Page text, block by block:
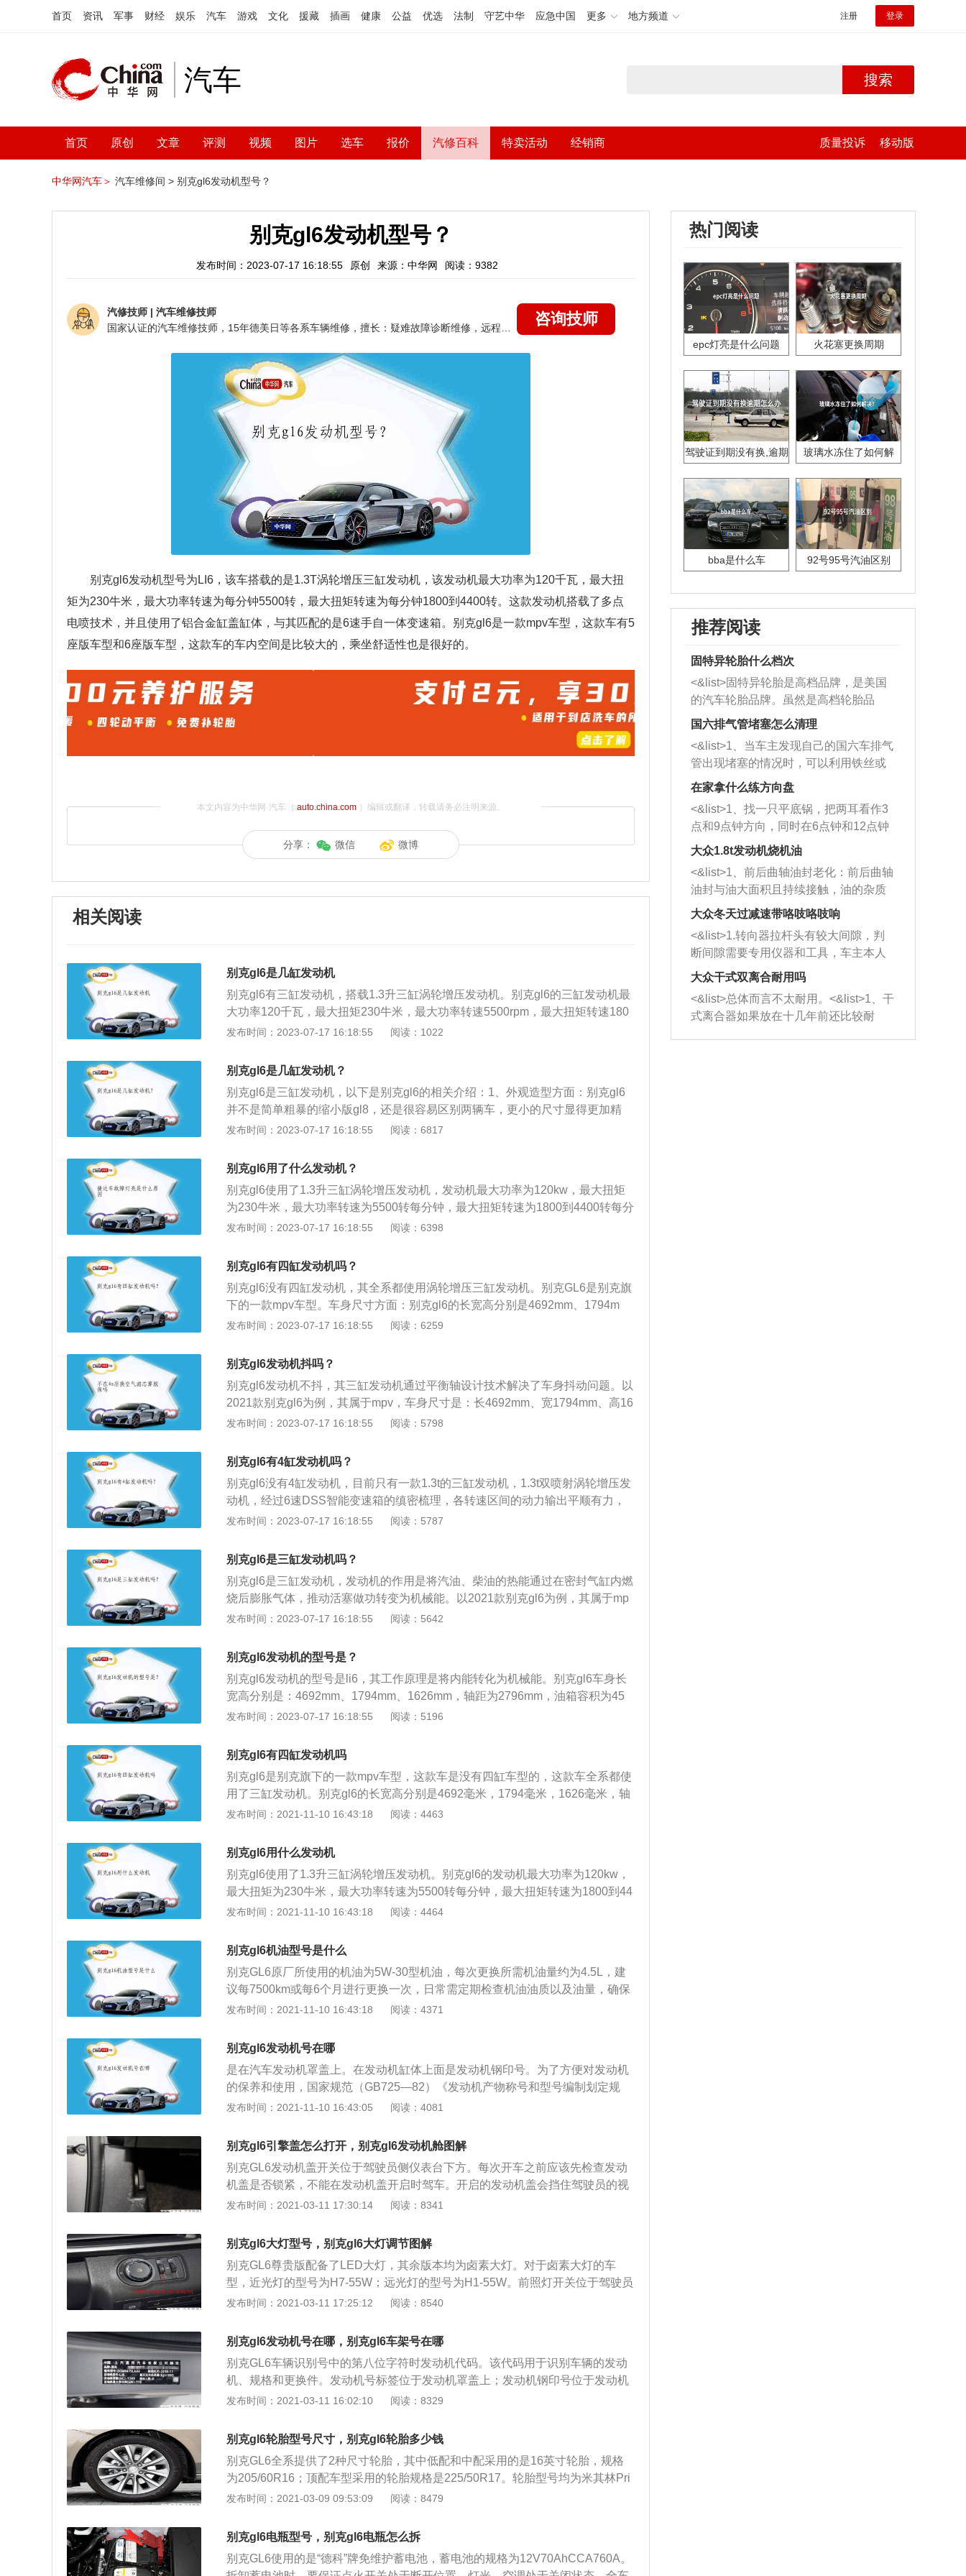
首页 资讯 军事 财经 娱乐 汽车 游戏 文化 援藏 插画 健康 公益 优选 法制 守艺中华 应急中国 更多 地方频道 注册 登录
汽车 搜索
首页 原创 文章 评测 视频 图片 选车 报价 汽修百科 特卖活动 经销商 质量投诉 移动版
中华网汽车＞ 汽车维修间 > 别克gl6发动机型号？
别克gl6发动机型号？
发布时间：2023-07-17 16:18:55 原创 来源：中华网 阅读：9382
汽修技师 | 汽车维修技师
咨询技师
别克gl6发动机型号为LI6，该车搭载的是1.3T涡轮增压三缸发动机，该发动机最大功率为120千瓦，最大扭
矩为230牛米，最大功率转速为每分钟5500转，最大扭矩转速为每分钟1800到4400转。这款发动机搭载了多点
电喷技术，并且使用了铝合金缸盖缸体，与其匹配的是6速手自一体变速箱。别克gl6是一款mpv车型，这款车有5
座版车型和6座版车型，这款车的车内空间是比较大的，乘坐舒适性也是很好的。
本文内容为中华网·汽车（ auto.china.com）编辑或翻译，转载请务必注明来源。
分享： 微信 微博
相关阅读
别克gl6是几缸发动机
别克gl6有三缸发动机，搭载1.3升三缸涡轮增压发动机。别克gl6的三缸发动机最
大功率120千瓦，最大扭矩230牛米，最大功率转速5500rpm，最大扭矩转速180
0至4400rpm（数据来源：百度有驾）。该发动机配备了多点喷射技术，并使用铝
别克gL6的定位要低于现款gL8车型，其将主攻家用市场。新车在外观方面采用了
别克全新的家族化设计风格，包括直瀑式前格栅以及飞翼式镀铬饰条的装饰非常
具有辨识度。
发布时间：2023-07-17 16:18:55 阅读：1022
别克gl6是几缸发动机？
别克gl6是三缸发动机，以下是别克gl6的相关介绍：1、外观造型方面：别克gl6
并不是简单粗暴的缩小版gl8，还是很容易区别两辆车，更小的尺寸显得更加精
致，前脸标志性的家族化飞翼式中网设计，和gl8最大的区别便是没有配备侧滑
动力方面：别克gl6全系搭载1.3T三缸涡轮增压发动机，最大功率为163马力，最
大扭矩为230N·m，传动系统匹配6速手自一体变速箱。4、配置方面：主流安全
配置均为标配，另外电动全景天窗、后雷达、自动空调、后座出风口、后视镜加
热、后排隐私玻璃以及发动机启停等配置同样是全系标配。
发布时间：2023-07-17 16:18:55 阅读：6817
别克gl6用了什么发动机？
别克gl6使用了1.3升三缸涡轮增压发动机，发动机最大功率为120kw，最大扭矩
为230牛米，最大功率转速为5500转每分钟，最大扭矩转速为1800到4400转每分
钟，这款发动机搭载了多点电喷技术，并且使用了铝合金缸盖缸体。以下是有关
使用了三缸发动机。2、别克gl6的长宽高分别是4692毫米、1794毫米、1626毫
米，轴距是2796毫米。3、别克gl6的前悬架使用了麦弗逊独立悬架，后悬架使用
了多连杆独立悬架。
发布时间：2023-07-17 16:18:55 阅读：6398
别克gl6有四缸发动机吗？
别克gl6没有四缸发动机，其全系都使用涡轮增压三缸发动机。别克GL6是别克旗
下的一款mpv车型。车身尺寸方面：别克gl6的长宽高分别是4692mm、1794m
m、1626mm，轴距是2796mm。动力方面：别克gl6全系都使用了一款1.3升涡轮
多点电喷技术，并且使用了铝合金缸盖缸体，与其匹配的是6at变速箱。别克gl6
的前悬架使用了麦弗逊独立悬架，后悬架使用了多连杆独立悬架。外观方面：别
克gl6前脸采用家族式设计，增加其辨识度，并且采用飞翼式镀铬进气格栅与展翼
型大灯，进一步强化了别克设计。车头的整体造型我们都非常熟悉，大灯经过重
新设计，雾灯区的黑色饰条点缀。前后车灯采用LED光源、配备全景影像等，配
发布时间：2023-07-17 16:18:55 阅读：6259
别克gl6发动机抖吗？
别克gl6发动机不抖，其三缸发动机通过平衡轴设计技术解决了车身抖动问题。以
2021款别克gl6为例，其属于mpv，车身尺寸是：长4692mm、宽1794mm、高16
26mm，轴距为2796mm，油箱容积为45l，行李箱容积为1521l，整备质量为149
是120kw，最大扭矩是230nm，与其匹配的是6挡手自一体变速箱。
发布时间：2023-07-17 16:18:55 阅读：5798
别克gl6有4缸发动机吗？
别克gl6没有4缸发动机，目前只有一款1.3t的三缸发动机，1.3t双喷射涡轮增压发
动机，经过6速DSS智能变速箱的缜密梳理，各转速区间的动力输出平顺有力，
充分满足mpv车型在各种载荷情况下对动力的严苛需求。外观方面，别克gl6前脸
步强化了别克设计，车身长宽高分别为4692mm、1794mm、1626mm，轴距为2
796mm。底盘系统方面，别克gl6前悬架采用麦弗逊式独立悬挂，后悬架采用多
连杆式独立悬架。
发布时间：2023-07-17 16:18:55 阅读：5787
别克gl6是三缸发动机吗？
别克gl6是三缸发动机，发动机的作用是将汽油、柴油的热能通过在密封气缸内燃
烧后膨胀气体，推动活塞做功转变为机械能。以2021款别克gl6为例，其属于mp
v，车身尺寸是：长4692mm、宽1794mm、高1626mm，轴距为2796mm，油箱
大马力是163ps，最大功率是120kw，最大扭矩是230nm，与其匹配的是6挡手自
一体变速箱。
发布时间：2023-07-17 16:18:55 阅读：5642
别克gl6发动机的型号是？
别克gl6发动机的型号是li6，其工作原理是将内能转化为机械能。别克gl6车身长
宽高分别是：4692mm、1794mm、1626mm，轴距为2796mm，油箱容积为45
l，行李箱容积为1521l。别克gl6的前悬架是麦弗逊式独立悬架，后悬架是多连杆
kw，最大扭矩是230nm，与其匹配的是1.5t涡轮增压发动机。
发布时间：2023-07-17 16:18:55 阅读：5196
别克gl6有四缸发动机吗
别克gl6是别克旗下的一款mpv车型，这款车是没有四缸车型的，这款车全系都使
用了三缸发动机。别克gl6的长宽高分别是4692毫米，1794毫米，1626毫米，轴
距为2796毫米。别克gl6全系都使用了一款1.3升涡轮增压三缸发动机。别克gl6的
大功率转速为5500转每分钟，最大扭矩转速为1800到4400转每分钟。这款发动
机搭载了多点电喷技术，并且使用了铝合金缸盖缸体。与这款发动机匹配的是6at
变速箱。6at变速箱是一种可靠性耐用性都比较好的产品，使用6at变速箱是可以
提高汽车的乘坐舒适性的。别克gl6的前悬架使用了麦弗逊独立悬架，后悬架使用
了多连杆独立悬架。多连杆独立悬架是一种基于双叉臂悬架改进而来的产品，这
轮的贴地性能的，这样可以提高车轮的抓地力，抓地力提高了，车子的操控性也
会提高。多连杆悬架是还可以提高汽车的乘坐舒适性。但是，多连杆悬架的成本
是比较高的。
发布时间：2021-11-10 16:43:18 阅读：4463
别克gl6用什么发动机
别克gl6使用了1.3升三缸涡轮增压发动机。别克gl6的发动机最大功率为120kw，
最大扭矩为230牛米，最大功率转速为5500转每分钟，最大扭矩转速为1800到44
00转每分钟。这款发动机搭载了多点电喷技术，并且使用了铝合金缸盖缸体。与
架，后悬架使用了多连杆独立悬架。这款车是一款mpv车型，这款车有5座版车型
和6座版车型，这款车的车内空间是比较大的，并且乘坐舒适性也是很好的。对
这款车感兴趣的车友们可以去试驾一下。mpv是国内热度比较高的车型，这种车
的车内空间大，装载能力强，舒适性好适合长途乘坐。mpv能够满足全家人共同
出行的需求。国内很多二胎家庭都会购买mpv车型。国内销量比较好的mpv车型
车型，例如丰田埃尔法，塞纳等。mpv驾驶起来也是比较好开的，mpv的第二排
座椅是最舒服的，有些豪华mpv车型的第二排座椅可调功能是很多的。
发布时间：2021-11-10 16:43:18 阅读：4464
别克gl6机油型号是什么
别克GL6原厂所使用的机油为5W-30型机油，每次更换所需机油量约为4.5L，建
议每7500km或每6个月进行更换一次，日常需定期检查机油油质以及油量，确保
机油液面高度位于最大值与最小值之间。在更换机油的过程中注意不易将新旧机
用过程中掺杂了杂物，与新机油混合使用将加快机油变质速度，降低机油使用寿
命；另外不同的型号或者品牌的机油所使用的成分有所差异，混合使用不当降低
机油效果，还会加快机油变质，加剧发动机寿命衰退。
发布时间：2021-11-10 16:43:18 阅读：4371
别克gl6发动机号在哪
是在汽车发动机罩盖上。在发动机缸体上面是发动机钢印号。为了方便对发动机
的保养和使用，国家规范（GB725—82）《发动机产物称号和型号编制划定规
矩》对发动机的称号和型号作了统一规定。别克GL6车辆识别号中的第八位字符
三缸发动机是在国内合资组装生产的，不是进口的，该车搭载1.3T发动机，发动
机型号为LI6，排量为1349，最大输出功率为156马力，配备是手动挡变速箱。
发布时间：2021-11-10 16:43:05 阅读：4081
别克gl6引擎盖怎么打开，别克gl6发动机舱图解
别克GL6发动机盖开关位于驾驶员侧仪表台下方。每次开车之前应该先检查发动
机盖是否锁紧，不能在发动机盖开启时驾车。开启的发动机盖会挡住驾驶员的视
线。 GL6解锁发动机舱盖 1.打开车门 2.拉动驾驶员侧仪表板下方左侧的扳手。 3.
手。 打开发动机舱盖 向上拉住解锁拉手，并向上抬起发动机舱盖使发动机舱盖完
全解锁。从撑杆夹内取出支撑杆，顶入发动机舱盖右侧的孔内。打开发动机舱盖
前，请确保车窗玻璃刮水器摆臂紧贴在风窗玻璃上，否则可能导致油漆损伤。 G
L6关闭发动机舱盖 将发动机舱盖支撑取下压入其固定支架内。 将发动机舱盖缓
缓下降至距离舱盖锁扣板位置约400mm。松手使发动机舱盖自行下落至锁紧装置
发布时间：2021-03-11 17:30:14 阅读：8341
别克gl6大灯型号，别克gl6大灯调节图解
别克GL6尊贵版配备了LED大灯，其余版本均为卤素大灯。对于卤素大灯的车
型，近光灯的型号为H7-55W；远光灯的型号为H1-55W。前照灯开关位于驾驶员
侧仪表台上，当车外灯控制旋钮在“AUTO”且周围足够黑暗时，前照灯将自动点
性。点火开关打开时，光线够亮的情况下，日间行车灯自动开启。 GL6在不同负
载条件下，其车身高度也会不同，相应的前照灯高度也会改变。因此在灯光控制
旋钮旁还有灯光高度调节旋钮，高度的调节有一定的范围，根据车辆负载调节前
照灯照明范围以防炫目，将调节轮转至所需位置。 0——前排座椅有人乘坐 1
——所有座椅有人乘坐 2——所有座椅均有人乘坐且行李箱再有物品 3——驾驶
发布时间：2021-03-11 17:25:12 阅读：8540
别克gl6发动机号在哪，别克gl6车架号在哪
别克GL6车辆识别号中的第八位字符时发动机代码。该代码用于识别车辆的发动
机、规格和更换件。发动机号标签位于发动机罩盖上；发动机钢印号位于发动机
缸体上。为了便于发动机的生产管理和使用，国家标准(GB725—82)《发动机产
①首部：包括产品系列代号、换代符号和地方、企业代号，有制造厂根据需要自
选相应的字母表示，但须经行业标准标准化归口单位核准、备案。 ②中部：由缸
数符号、气缸布置形式符号、冲程符号和缸径符号组成。 ③后部：由结构特征符
号和用途特征符号组成。 ④尾部：区分符号。同一系列产品因改进等原因需要区
分时，由制造厂选择适当的符号表示，后部与尾部可用“-”分隔。 别克GL6在下列
副驾驶地板垫下。 GL6整车铭牌标签位于右前门下方车身上；维修识别标签位于
后备厢工具盒下。
发布时间：2021-03-11 16:02:10 阅读：8329
别克gl6轮胎型号尺寸，别克gl6轮胎多少钱
别克GL6全系提供了2种尺寸轮胎，其中低配和中配采用的是16英寸轮胎，规格
为205/60R16；顶配车型采用的轮胎规格是225/50R17。轮胎型号均为米其林Pri
macy3ST，市场上的售价为800元/条。 了解GL6轮胎规格数据的含义有助于作出
轮胎的名义宽度：mm 50轮胎的高宽比：% R子午线轮胎的标记：R 17车轮的直
径：英寸 94承载能力指数 H速度标记 别克GL6应定期检查轮胎的使用情况，建议
每个保养周期检查一次。合理的轮胎维护有助于延长轮胎的使用寿命。对于轮胎
发布时间：2021-03-09 09:53:09 阅读：8479
别克gl6电瓶型号，别克gl6电瓶怎么拆
别克GL6使用的是“德科”牌免维护蓄电池，蓄电池的规格为12V70AhCCA760A。
热门阅读
epc灯亮是什么问题 火花塞更换周期
驾驶证到期没有换,逾期
玻璃水冻住了如何解
bba是什么车 92号95号汽油区别
推荐阅读
固特异轮胎什么档次
<&list>固特异轮胎是高档品牌，是美国
的汽车轮胎品牌。虽然是高档轮胎品
牌，但是中高低端的轮胎都有生产，这
也是为了更好的开拓市场。
国六排气管堵塞怎么清理
<&list>1、当车主发现自己的国六车排气
管出现堵塞的情况时，可以利用铁丝或
者是细棍，直接将杂物给取出来，如果
堵塞情况比较严重，也可以采取应急措
施。 <&list>2、直接利用木棍将所有的
杂物推到排气管里面的位置处，然后将
三元催化器拆解开，就可以将堵塞的东
西取出来。但如果是因为积碳过多引起
的堵塞，就需要将三元催化器泡在草酸
洗剂对堵塞的情况得到解决，将清洗剂
放在燃油箱中，与燃油混合后，车辆启
动时，就可以和汽油一起进入到燃烧
室，最后形成废气排出，就可以让三元
催化器得到清洗，排气管堵塞的情况就
能够得到解决。
在家拿什么练方向盘
<&list>1、找一只平底锅，把两耳看作3
点和9点钟方向，同时在6点钟和12点钟
方向做一个标记。 <&list>2、双手握住
一圈半的练习，往右同样也要打相同的
圈数。 <&list>3、最后强调要反复练
习，这样就可以形成肌肉记忆，在真实
驾驶车辆时，不需要记忆也能打好方
向。
大众1.8t发动机烧机油
<&list>1、前后曲轴油封老化：前后曲轴
油封与油大面积且持续接触，油的杂质
和发动机内持续温度变化使其密封效果
逐渐减弱，导致渗油或漏油。<&list>2、
活塞间隙过大：积碳会使活塞环与缸体
的间隙扩大，导致机油流入燃烧室中，
造成烧机油。<&list>3、机油粘度。使用
机油粘度过小的话，同样会有烧机油现
象，机油粘度过小具有很好的流动性，
大众冬天过减速带咯吱咯吱响
<&list>1.转向器拉杆头有较大间隙，判
断间隙需要专用仪器和工具，车主本人
无法制作，需要将车辆送到修理厂或4s
店；<&list>2.车辆半轴套管防尘罩破
裂，破裂后会出现漏油现象，使半轴磨
损严重，磨损的半轴容易损坏，产生异
响；<&list>3.稳定器的转向胶套和球头
大众干式双离合耐用吗
<&list>总体而言不太耐用。<&list>1、干
式离合器如果放在十几年前还比较耐